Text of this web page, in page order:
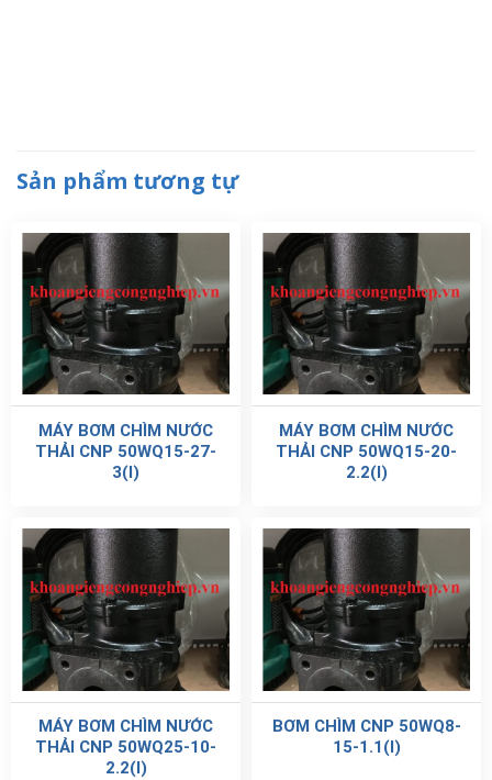
Sản phẩm tương tự
MÁY BƠM CHÌM NƯỚC
THẢI CNP 50WQ15-27-
3(I)
MÁY BƠM CHÌM NƯỚC
THẢI CNP 50WQ15-20-
2.2(I)
MÁY BƠM CHÌM NƯỚC
THẢI CNP 50WQ25-10-
2.2(I)
BƠM CHÌM CNP 50WQ8-
15-1.1(I)